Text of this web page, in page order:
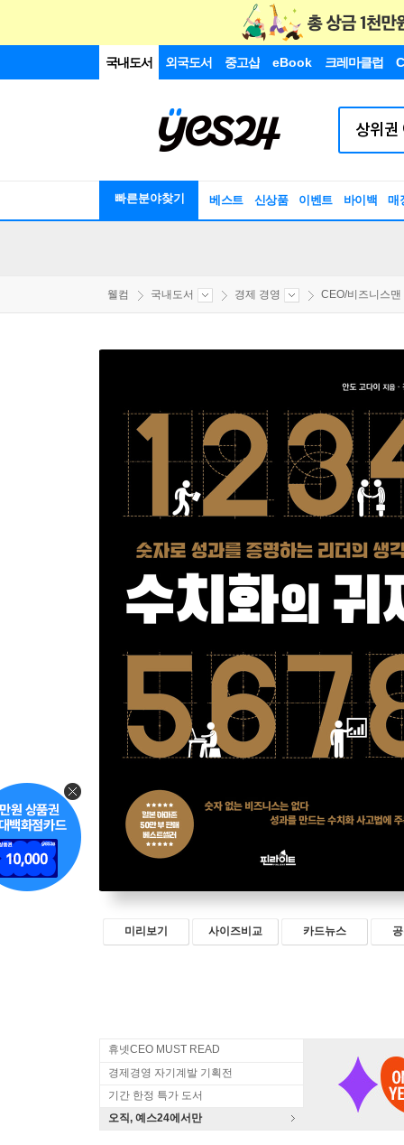
국내도서 외국도서 중고샵 eBook 크레마클럽
빠른분야찾기 베스트 신상품 이벤트 바이백 매
웰컴 국내도서 경제 경영 CEO/비즈니스맨
미리보기 사이즈비교 카드뉴스
휴넷CEO MUST READ
경제경영 자기계발 기획전
기간 한정 특가 도서
오직, 예스24에서만